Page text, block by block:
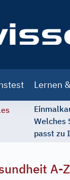
Lernen
Welches
passt zu
A-Z